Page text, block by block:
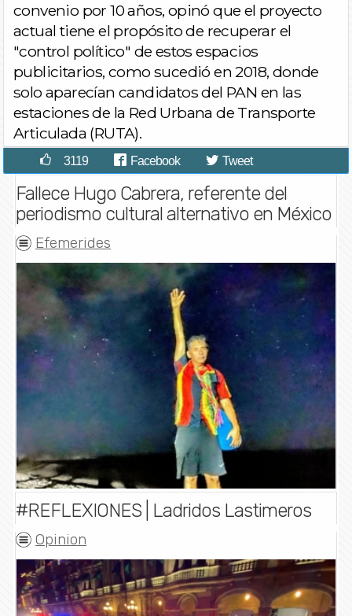
convenio por 10 años, opinó que el proyecto
actual tiene el propósito de recuperar el
"control político" de estos espacios
publicitarios, como sucedió en 2018, donde
solo aparecían candidatos del PAN en las
estaciones de la Red Urbana de Transporte
Articulada (RUTA).
3119 Facebook Tweet
Fallece Hugo Cabrera, referente del
periodismo cultural alternativo en México
Efemerides
#REFLEXIONES | Ladridos Lastimeros
Opinion